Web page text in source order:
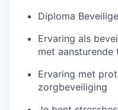
Diploma
Ervaring als
met aansturende
Ervaring met
zorgbeveiliging